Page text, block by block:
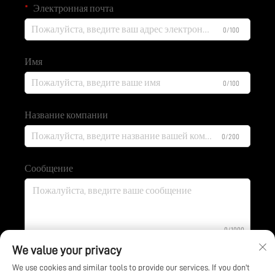
Электронная почта
0/100
Имя
0/100
Название компании
0/200
Сообщение
0/1000
Отправить
We value your privacy
We use cookies and similar tools to provide our services. If you don't